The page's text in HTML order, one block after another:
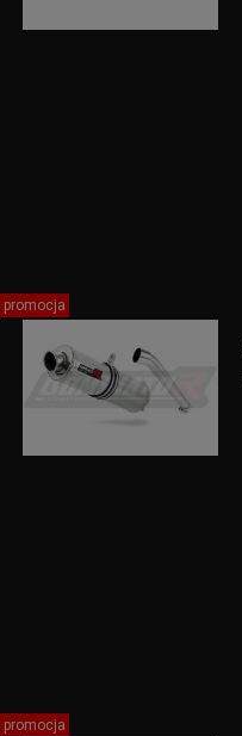
promocja
promocja